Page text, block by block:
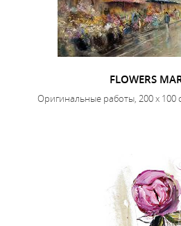
FLOWERS
Оригинальные работы, 200 x 100